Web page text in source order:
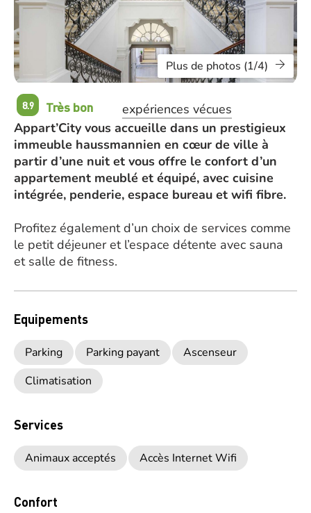
Plus de photos (1/4)
8.9 Très bon
expériences vécues
Appart’City vous accueille dans un prestigieux
immeuble haussmannien en cœur de ville à
partir d’une nuit et vous offre le confort d’un
appartement meublé et équipé, avec cuisine
intégrée, penderie, espace bureau et wifi fibre.
Profitez également d’un choix de services comme
le petit déjeuner et l’espace détente avec sauna
et salle de fitness.
Equipements
Parking Parking payant
Ascenseur
Climatisation
Services
Animaux acceptés Accès Internet Wifi
Confort